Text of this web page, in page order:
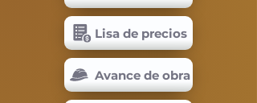
Lisa de precios
Avance de obra